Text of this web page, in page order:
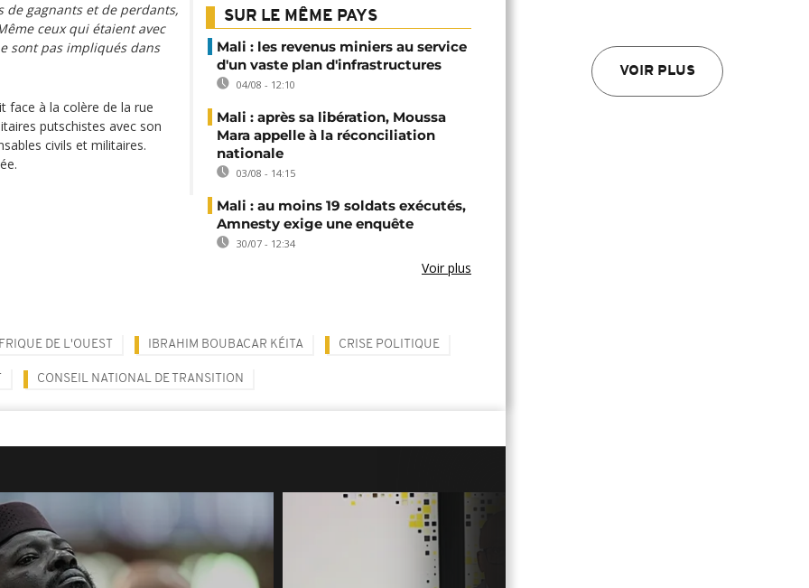
VOIR PLUS
de gagnants et de perdants,
ceux qui étaient avec
sont pas impliqués dans
face à la colère de la rue
putschistes avec son
civils et militaires.
SUR LE MÊME PAYS
Mali : les revenus miniers au service
d'un vaste plan d'infrastructures
04/08 - 12:10
Mali : après sa libération, Moussa
Mara appelle à la réconciliation
nationale
03/08 - 14:15
Mali : au moins 19 soldats exécutés,
Amnesty exige une enquête
30/07 - 12:34
Voir plus
DE L'OUEST IBRAHIM BOUBACAR KÉITA CRISE POLITIQUE
CONSEIL NATIONAL DE TRANSITION